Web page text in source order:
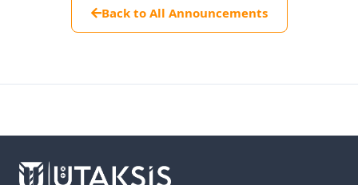
Back to All Announcements